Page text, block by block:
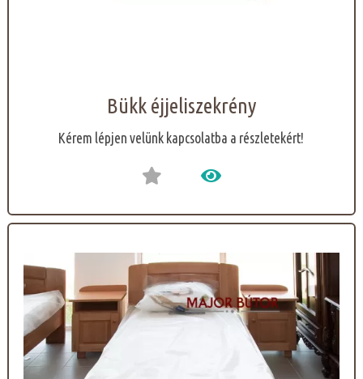
Bükk éjjeliszekrény
Kérem lépjen velünk kapcsolatba a részletekért!